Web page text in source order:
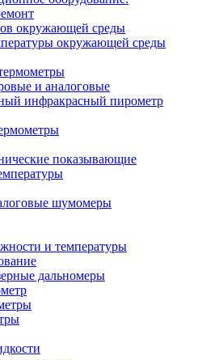
окружающей среды
окружающей среды
и аналоговые
инфракрасный пирометр
показывающие
шумомеры
и температуры
дальномеры